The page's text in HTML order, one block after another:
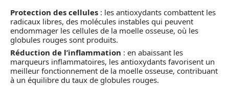
Protection des cellules : les antioxydants combattent les
radicaux libres, des molécules instables qui peuvent
endommager les cellules de la moelle osseuse, où les
globules rouges sont produits.
Réduction de l’inflammation : en abaissant les
marqueurs inflammatoires, les antioxydants favorisent un
meilleur fonctionnement de la moelle osseuse, contribuant
à un équilibre du taux de globules rouges.